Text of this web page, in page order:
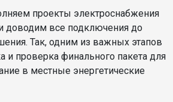
проекты электроснабжения
доводим все подключения до
Так, одним из важных этапов
и проверка финального пакета для
в местные энергетические